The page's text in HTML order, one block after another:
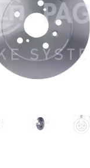
HELLA 8DD 355 109-
DISKI HELLA
BREMŽU